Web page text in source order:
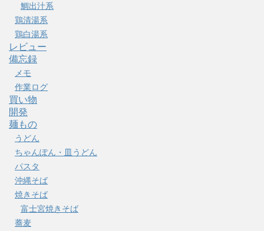
鯛出汁系
鶏清湯系
鶏白湯系
レビュー
備忘録
メモ
作業ログ
買い物
開発
麺もの
うどん
ちゃんぽん・皿うどん
パスタ
沖縄そば
焼きそば
富士宮焼きそば
蕎麦